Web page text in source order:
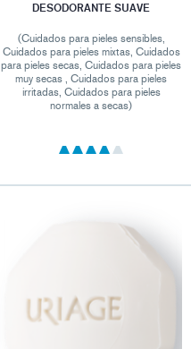
DESODORANTE SUAVE
(Cuidados para pieles sensibles,
Cuidados para pieles mixtas, Cuidados
para pieles secas, Cuidados para pieles
muy secas , Cuidados para pieles
irritadas, Cuidados para pieles
normales a secas)